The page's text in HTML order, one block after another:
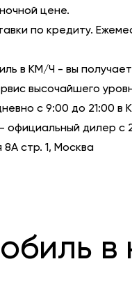
цене.
по кредиту.
в КМ/Ч - вы
высочайшего
с 9:00 до 21:00 в
дилер с
8А стр. 1, Москва
в